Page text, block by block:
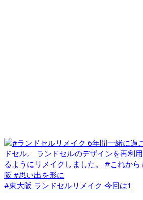
#東大阪 ランドセルリメイク 今回は1